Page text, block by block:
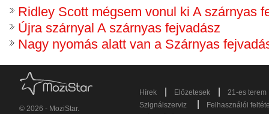
Ridley Scott mégsem vonul ki A szárnyas
Újra szárnyal A szárnyas fejvadász
Nagy nyomás alatt van a Szárnyas
© 2026 - MoziStar.
Hírek Előzetesek
21-es terem
Szignálszerviz
Felhasználói